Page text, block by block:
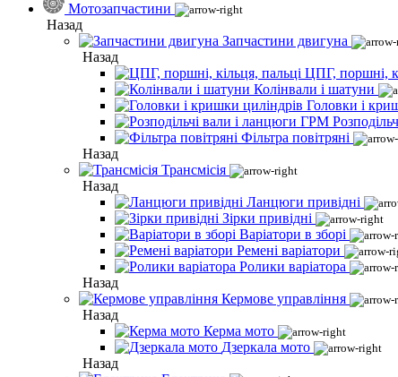
Мотозапчастини
Назад
Запчастини двигуна
Назад
ЦПГ, поршні,
Колінвали і шатуни
Головки і
Фільтра повітряні
Назад
Трансмісія
Назад
Ланцюги привідні
Зірки привідні
Варіатори в зборі
Ремені варіатори
Ролики варіатора
Назад
Кермове управління
Назад
Керма мото
Дзеркала мото
Назад